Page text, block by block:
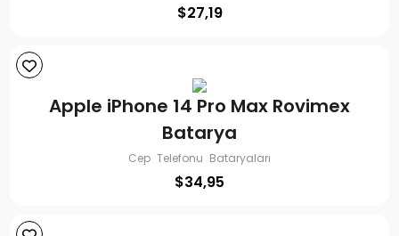
$27,19
Apple iPhone 14 Pro Max Rovimex
Batarya
Cep Telefonu Bataryaları
$34,95